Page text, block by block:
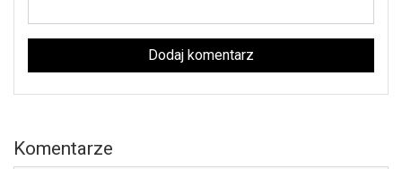
Dodaj komentarz
Komentarze